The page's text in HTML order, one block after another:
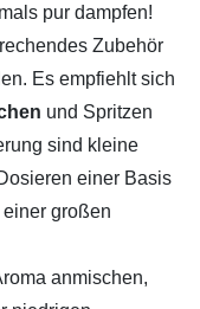
pur dampfen!
Zubehör
Es empfiehlt sich
und Spritzen
sind kleine
einer Basis
großen
anmischen,